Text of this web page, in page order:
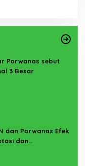
Porwanas sebut
3 Besar
dan Porwanas Efek
dan